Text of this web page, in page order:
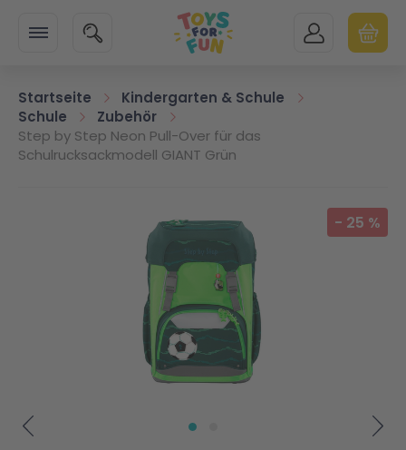
SUCHE MEIN KONTO
Startseite
Kindergarten & Schule
Schule
Zubehör
Step by Step Neon Pull-Over für das
Schulrucksackmodell GIANT Grün
Zum Ende der Bildgalerie springen - 25 %